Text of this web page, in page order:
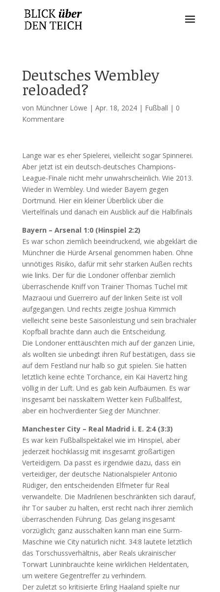
Deutsches Wembley
reloaded?
von Münchner Löwe | Apr. 18, 2024| Fußball | 0
Kommentare
Lange war es eher Spielerei, vielleicht sogar Spinnerei.
Aber jetzt ist ein deutsch-deutsches Champions-
League-Finale nicht mehr unwahrscheinlich. Wie 2013.
Wieder in Wembley. Und wieder Bayern gegen
Dortmund. Hier ein kleiner Überblick über die
Viertelfinals und danach ein Ausblick auf die Halbfinals
Bayern – Arsenal 1:0 (Hinspiel 2:2)
Es war schon ziemlich beeindruckend, wie abgeklärt die
Münchner die Hürde Arsenal genommen haben. Ohne
unnötiges Risiko, dafür mit sehr starken Außen rechts
wie links. Der für die Londoner offenbar ziemlich
überraschende Kniff von Trainer Thomas Tuchel mit
Mazraoui und Guerreiro auf der linken Seite ist voll
aufgegangen. Und rechts zeigte Joshua Kimmich
vielleicht seine beste Saisonleistung und sein brachialer
Kopfball brachte dann auch die Entscheidung.
Die Londoner enttäuschten mich auf der ganzen Linie,
als wollten sie unbedingt ihren Ruf bestätigen, dass sie
auf dem Festland nur halb so gut spielen. Sie hatten
letztlich keine echte Torchance, ein Kai Havertz hing
völlig in der Luft. Und es gab kein Aufbäumen. Es war
insgesamt bei nasskaltem Wetter kein Fußballfest,
aber ein hochverdienter Sieg der Münchner.
Manchester City – Real Madrid i. E. 2:4 (3:3)
Es war kein Fußballspektakel wie im Hinspiel, aber
jederzeit hochklassig mit insgesamt großartigen
Verteidigern. Da passt es irgendwie dazu, dass ein
verteidiger, der deutsche Nationalspieler Antonio
Rüdiger, den entscheidenden Elfmeter für Real
verwandelte. Die Madrilenen beschränkten sich darauf,
ihr Tor sauber zu halten, erst recht nach ihrer ziemlich
überraschenden Führung. Das gelang insgesamt
vorzüglich; ganz ausschalten kann man eine Surm-
Maschine wie City natürlich nicht. 34:8 lautete letztlich
das Torschussverhältnis, aber Reals ukrainischer
Torwart Luninbrauchte keine wirklichen Heldentaten,
um weitere Gegentreffer zu verhindern.
Der zuletzt so kritisierte Erling Haaland spielte nur